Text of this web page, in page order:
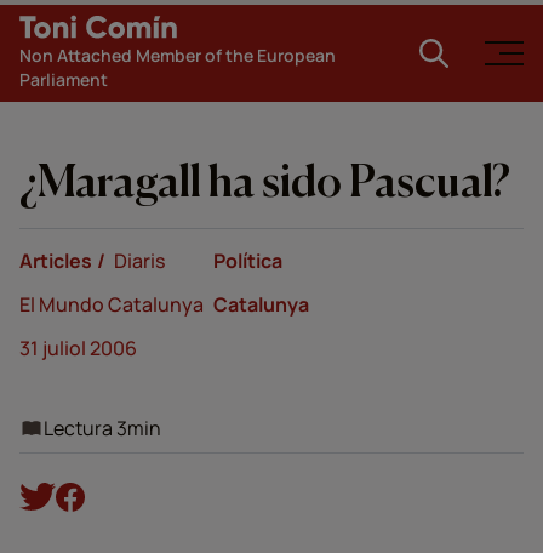
Non Attached Member of the European
Parliament
¿Maragall ha sido Pascual?
Articles
Diaris
El Mundo Catalunya
31 juliol 2006
Política
Catalunya
Lectura 3min